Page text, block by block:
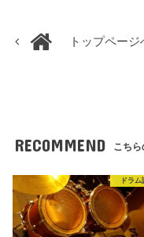
トップページ
RECOMMEND こちら
ドラム